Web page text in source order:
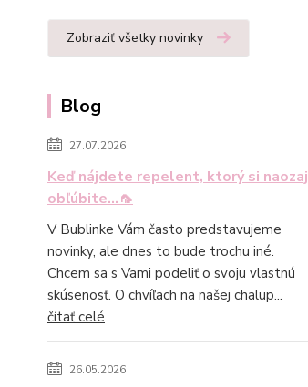
Zobraziť všetky novinky
Blog
27.07.2026
Keď nájdete repelent, ktorý si naozaj
obľúbite...🦟
V Bublinke Vám často predstavujeme
novinky, ale dnes to bude trochu iné.
Chcem sa s Vami podeliť o svoju vlastnú
skúsenosť. O chvíľach na našej chalup...
čítať celé
26.05.2026